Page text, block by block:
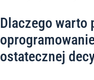
Dlaczego warto
ostatecznej